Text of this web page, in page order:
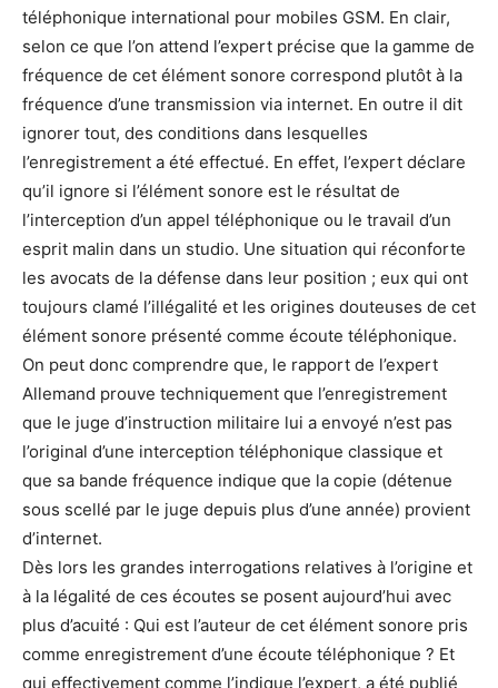
téléphonique international pour mobiles GSM. En clair,
selon ce que l’on attend l’expert précise que la gamme de
fréquence de cet élément sonore correspond plutôt à la
fréquence d’une transmission via internet. En outre il dit
ignorer tout, des conditions dans lesquelles
l’enregistrement a été effectué. En effet, l’expert déclare
qu’il ignore si l’élément sonore est le résultat de
l’interception d’un appel téléphonique ou le travail d’un
esprit malin dans un studio. Une situation qui réconforte
les avocats de la défense dans leur position ; eux qui ont
toujours clamé l’illégalité et les origines douteuses de cet
élément sonore présenté comme écoute téléphonique.
On peut donc comprendre que, le rapport de l’expert
Allemand prouve techniquement que l’enregistrement
que le juge d’instruction militaire lui a envoyé n’est pas
l’original d’une interception téléphonique classique et
que sa bande fréquence indique que la copie (détenue
sous scellé par le juge depuis plus d’une année) provient
d’internet.
Dès lors les grandes interrogations relatives à l’origine et
à la légalité de ces écoutes se posent aujourd’hui avec
plus d’acuité : Qui est l’auteur de cet élément sonore pris
comme enregistrement d’une écoute téléphonique ? Et
qui effectivement comme l’indique l’expert, a été publié